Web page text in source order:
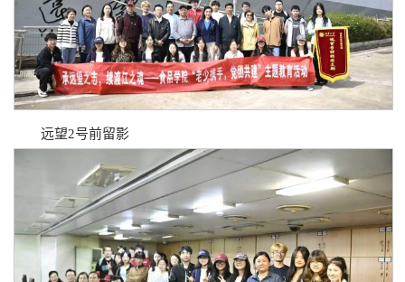
远望2号前留影